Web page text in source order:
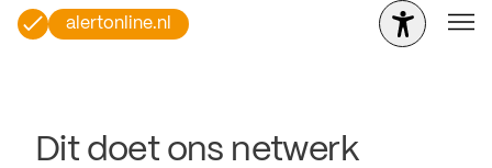
alertonline.nl
Dit doet ons netwerk